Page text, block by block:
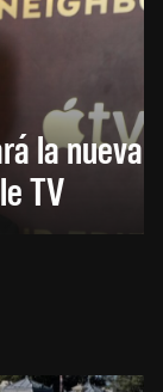
la nueva
TV